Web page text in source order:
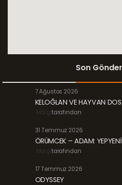
Son
7 Ağustos 2026
KELOĞLAN VE HAYVAN
Margitarafından
31 Temmuz 2026
ÖRÜMCEK – ADAM:
Margitarafından
17 Temmuz 2026
ODYSSEY